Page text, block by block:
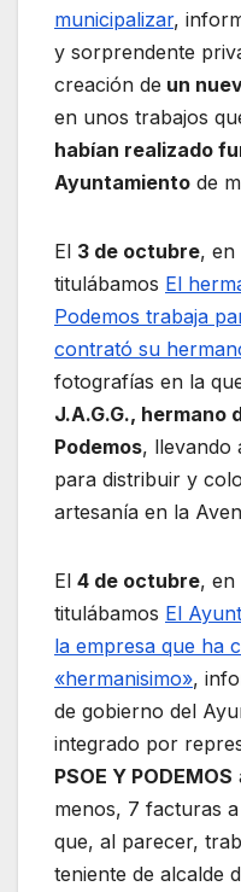
municipalizar,
y sorprendente
creación de un
en unos trabajos
habían realizado
Ayuntamiento de
El 3 de octubre, en
titulábamos El
Podemos trabaja
contrató su
fotografías en la
J.A.G.G., hermano
Podemos, llevando
para distribuir y
artesanía en la
El 4 de octubre, en
titulábamos El
la empresa que ha
«hermanisimo»,
de gobierno del
integrado por
PSOE Y PODEMOS
menos, 7 facturas
que, al parecer,
teniente de alcalde